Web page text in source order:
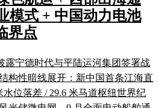
模式 + 中国动力电池
界点
露宁德时代与平陆运河集团签署战
构性暗线展开：新中国首条江海直
水位落差 / 29.6 米马道枢纽世界纪